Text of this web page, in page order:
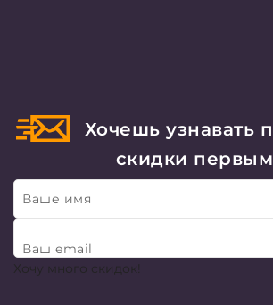
Хочешь узнавать
скидки
Ваше имя
Ваш email
Хочу много скидок!